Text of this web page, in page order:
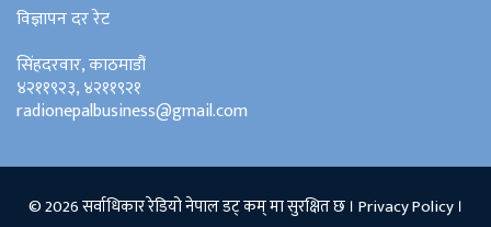
विज्ञापन दर रेट
सिंहदरवार, काठमाडौं
४२११९२३, ४२११९२१
radionepalbusiness@gmail.com
© 2026 सर्वाधिकार रेडियो नेपाल डट् कम् मा सुरक्षित छ । Privacy Policy।